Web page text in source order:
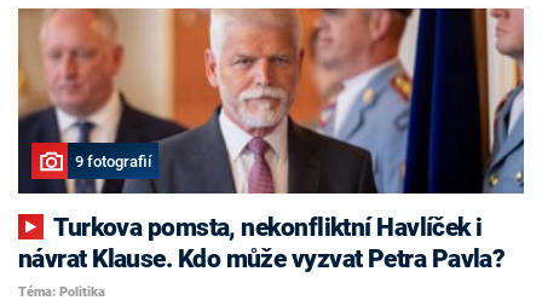
9 fotografií
Turkova pomsta, nekonfliktní Havlíček i
návrat Klause. Kdo může vyzvat Petra Pavla?
Téma: Politika